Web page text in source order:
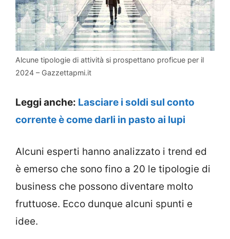
Alcune tipologie di attività si prospettano proficue per il
2024 – Gazzettapmi.it
Leggi anche: Lasciare i soldi sul conto
corrente è come darli in pasto ai lupi
Alcuni esperti hanno analizzato i trend ed
è emerso che sono fino a 20 le tipologie di
business che possono diventare molto
fruttuose. Ecco dunque alcuni spunti e
idee.